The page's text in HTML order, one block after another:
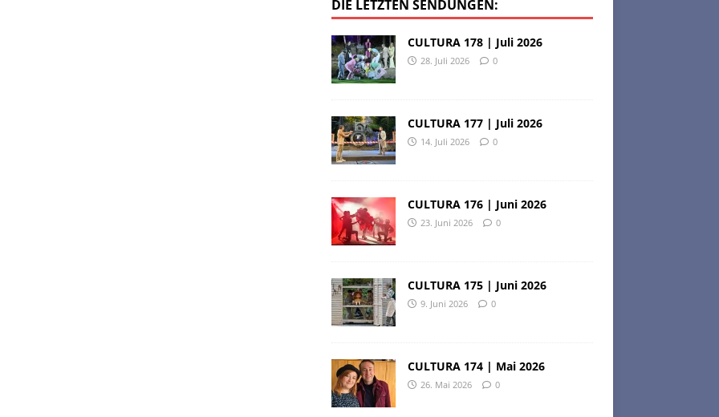
DIE LETZTEN SENDUNGEN:
CULTURA 178 | Juli 2026
28. Juli 2026 0
CULTURA 177 | Juli 2026
14. Juli 2026 0
CULTURA 176 | Juni 2026
23. Juni 2026 0
CULTURA 175 | Juni 2026
9. Juni 2026 0
CULTURA 174 | Mai 2026
26. Mai 2026 0